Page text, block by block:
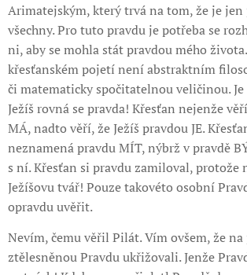
Arimatejským, který trvá na tom, že je jen
všechny. Pro tuto pravdu je potřeba se
ni, aby se mohla stát pravdou mého
křesťanském pojetí není abstraktním
či matematicky spočitatelnou veličinou. Je
Ježíš rovná se pravda! Křesťan nejenže
MÁ, nadto věří, že Ježíš pravdou JE.
neznamená pravdu MÍT, nýbrž v pravdě
s ní. Křesťan si pravdu zamiloval, protože
Ježíšovu tvář! Pouze takovéto osobní
opravdu uvěřit.
Nevím, čemu věřil Pilát. Vím ovšem, že
ztělesněnou Pravdu ukřižovali. Jenže